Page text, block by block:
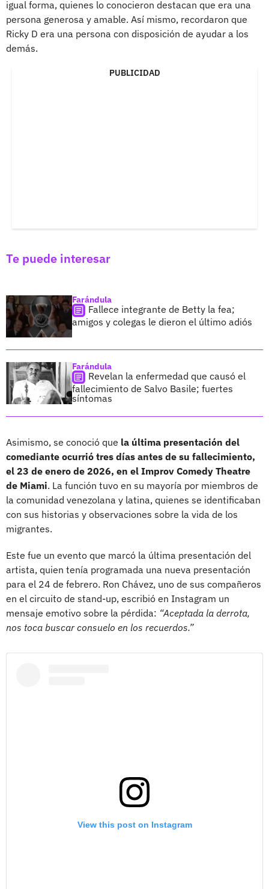
igual forma, quienes lo conocieron destacan que era una
persona generosa y amable. Así mismo, recordaron que
Ricky D era una persona con disposición de ayudar a los
demás.
PUBLICIDAD
Te puede interesar
Farándula
Fallece integrante de Betty la fea;
amigos y colegas le dieron el último adiós
Farándula
Revelan la enfermedad que causó el
fallecimiento de Salvo Basile; fuertes
síntomas
Asimismo, se conoció que la última presentación del
comediante ocurrió tres días antes de su fallecimiento,
el 23 de enero de 2026, en el Improv Comedy Theatre
de Miami. La función tuvo en su mayoría por miembros de
la comunidad venezolana y latina, quienes se identificaban
con sus historias y observaciones sobre la vida de los
migrantes.
Este fue un evento que marcó la última presentación del
artista, quien tenía programada una nueva presentación
para el 24 de febrero. Ron Chávez, uno de sus compañeros
en el circuito de stand-up, escribió en Instagram un
mensaje emotivo sobre la pérdida: “Aceptada la derrota,
nos toca buscar consuelo en los recuerdos.”
View this post on Instagram